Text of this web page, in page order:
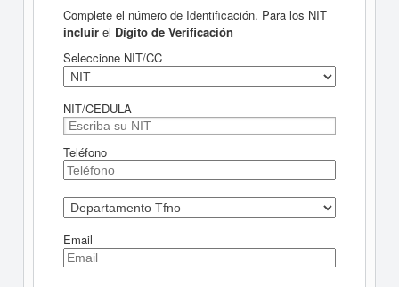
Complete el número de Identificación. Para los NIT
incluirel Dígito de Verificación
Seleccione NIT/CC
NIT/CEDULA
Teléfono
Email